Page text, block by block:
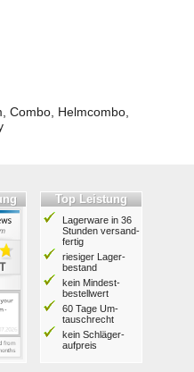
Combo, Helmcombo,
Top Leistung
Lagerware in 36
Stunden ver­sand­
fertig
riesiger Lager­
bestand
kein Mindest­
bestell­wert
60 Tage Um­
tausch­recht
kein Schläger­
aufpreis